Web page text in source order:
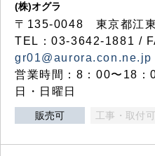
(株)オグラ
〒135-0048 東京都江
TEL：03-3642-1881 /
gr01@aurora.con.ne.jp
営業時間：8：00〜18：
日・日曜日
販売可 工事・取付可